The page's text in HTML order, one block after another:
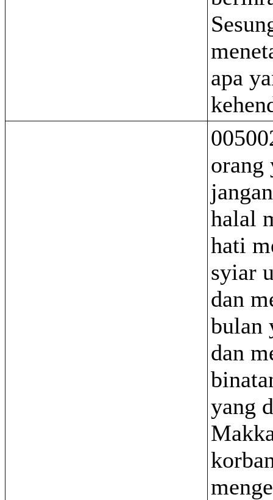
apa
orang
halal
hati
syiar
dan
bulan
dan
yang